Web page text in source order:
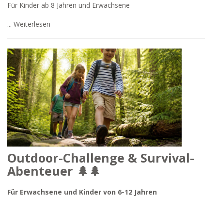
Für Kinder ab 8 Jahren und Erwachsene
... Weiterlesen
Outdoor-Challenge & Survival-
Abenteuer 🌲🌲
Für Erwachsene und Kinder von 6-12 Jahren